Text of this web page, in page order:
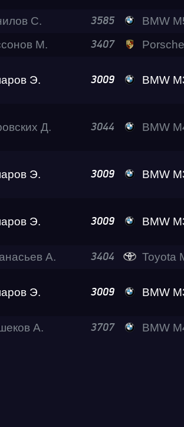
С. 3585 BMW M5
М. 3407 Porsche 911
Э. 3009 BMW M3
Д. 3044 BMW M4
Э. 3009 BMW M3
Э. 3009 BMW M3
А. 3404 Toyota
Э. 3009 BMW M3
А. 3707 BMW M4